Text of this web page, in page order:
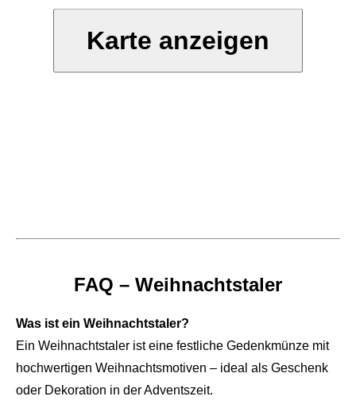
Karte anzeigen
FAQ – Weihnachtstaler
Was ist ein Weihnachtstaler?
Ein Weihnachtstaler ist eine festliche Gedenkmünze mit
hochwertigen Weihnachtsmotiven – ideal als Geschenk
oder Dekoration in der Adventszeit.